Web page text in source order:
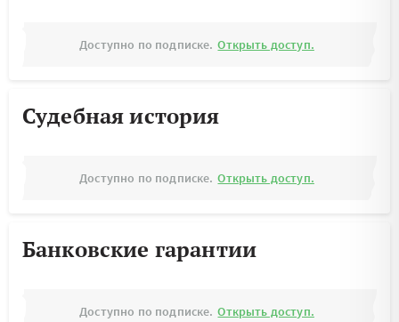
Доступно по подписке. Открыть доступ.
Судебная история
Доступно по подписке. Открыть доступ.
Банковские гарантии
Доступно по подписке. Открыть доступ.